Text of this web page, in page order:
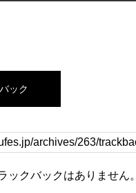
ック
ックバックはありません。